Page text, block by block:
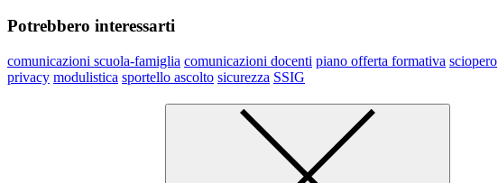
Potrebbero interessarti
comunicazioni scuola-famiglia comunicazioni docenti piano offerta formativa sciopero
privacy modulistica sportello ascolto sicurezza SSIG